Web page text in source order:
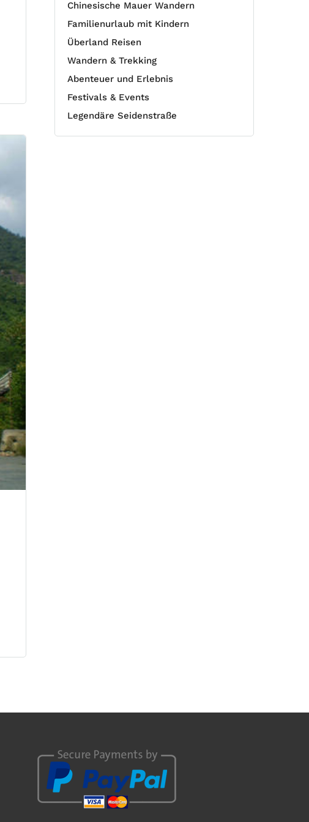
Chinesische Mauer Wandern
Familienurlaub mit Kindern
Überland Reisen
Wandern & Trekking
Abenteuer und Erlebnis
Festivals & Events
Legendäre Seidenstraße